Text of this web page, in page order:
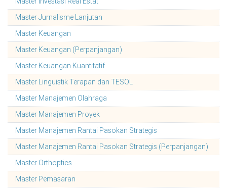
Master Jurnalisme Lanjutan
Master Keuangan
Master Keuangan (Perpanjangan)
Master Keuangan Kuantitatif
Master Linguistik Terapan dan TESOL
Master Manajemen Olahraga
Master Manajemen Proyek
Master Manajemen Rantai Pasokan Strategis
Master Manajemen Rantai Pasokan Strategis (Perpanjangan)
Master Orthoptics
Master Pemasaran